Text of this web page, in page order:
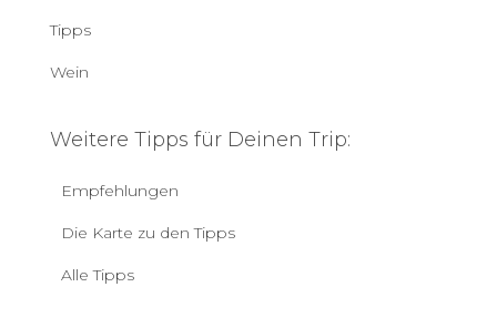
Tipps
Wein
Weitere Tipps für Deinen Trip:
Empfehlungen
Die Karte zu den Tipps
Alle Tipps